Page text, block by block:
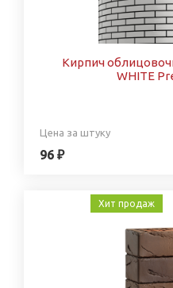
Кирпич
WHITE
Цена за штуку
96 ₽
Хит продаж